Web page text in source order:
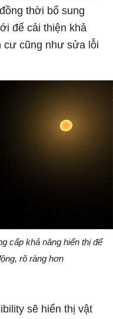
thời bổ sung
để cải thiện khả
cư cũng như sửa lỗi
cấp khả năng hiển thị để
rõ ràng hơn
sẽ hiển thị vật